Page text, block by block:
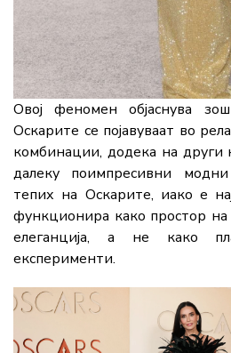
Овојфеноменобјаснува
Оскарите се појавуваат во
комбинации, додека на други
далеку поимпресивни модни
тепих на Оскарите, иакое
функционира како простор на
елеганција, а не како
експерименти.